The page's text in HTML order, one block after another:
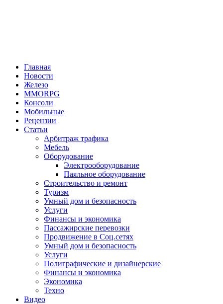
Главная
Новости
Железо
MMORPG
Консоли
Мобильные
Рецензии
Статьи
Арбитраж трафика
Мебель
Оборудование
Электрооборудование
Паяльное оборудование
Строительство и ремонт
Туризм
Умный дом и безопасность
Услуги
Финансы и экономика
Пассажирские перевозки
Продвижение в Соц.сетях
Умный дом и безопасность
Услуги
Полиграфические и дизайнерские
Финансы и экономика
Экономика
Техно
Видео